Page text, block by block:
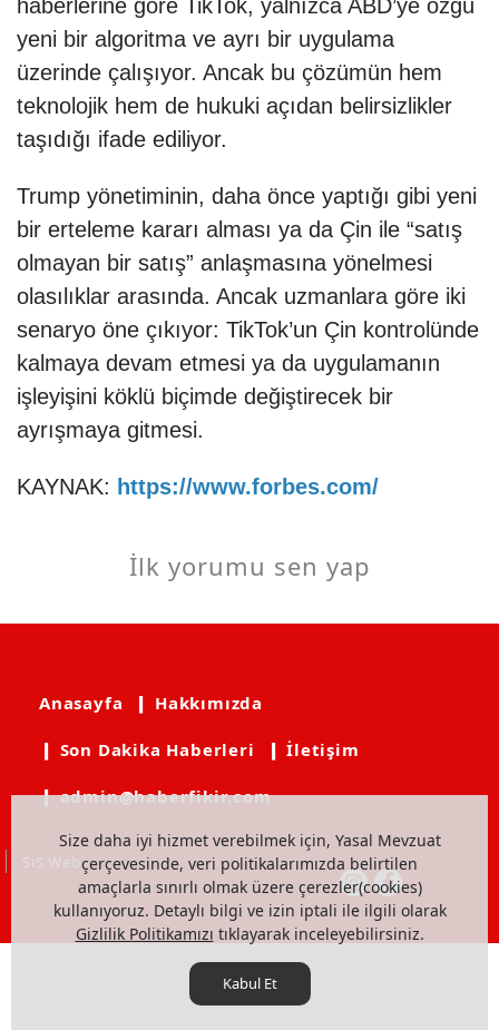
haberlerine göre TikTok, yalnızca ABD’ye özgü
yeni bir algoritma ve ayrı bir uygulama
üzerinde çalışıyor. Ancak bu çözümün hem
teknolojik hem de hukuki açıdan belirsizlikler
taşıdığı ifade ediliyor.
Trump yönetiminin, daha önce yaptığı gibi yeni
bir erteleme kararı alması ya da Çin ile “satış
olmayan bir satış” anlaşmasına yönelmesi
olasılıklar arasında. Ancak uzmanlara göre iki
senaryo öne çıkıyor: TikTok’un Çin kontrolünde
kalmaya devam etmesi ya da uygulamanın
işleyişini köklü biçimde değiştirecek bir
ayrışmaya gitmesi.
KAYNAK: https://www.forbes.com/
İlk yorumu sen yap
Size daha iyi hizmet verebilmek için, Yasal Mevzuat
çerçevesinde, veri politikalarımızda belirtilen
amaçlarla sınırlı olmak üzere çerezler(cookies)
kullanıyoruz. Detaylı bilgi ve izin iptali ile ilgili olarak
Gizlilik Politikamızı tıklayarak inceleyebilirsiniz.
Kabul Et
Anasayfa ❙ Hakkımızda
❙ Son Dakika Haberleri ❙ İletişim
❙ admin@haberfikir.com
SiS Web